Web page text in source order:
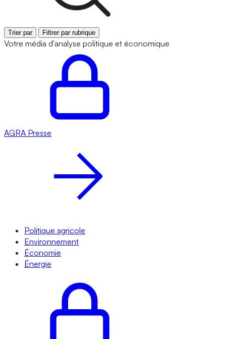
Trier par Filtrer par rubrique
Votre média d'analyse politique et économique
AGRA Presse
Politique agricole
Environnement
Économie
Énergie